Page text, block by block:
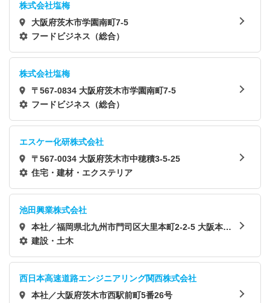
株式会社塩梅
大阪府茨木市学園南町7-5
フードビジネス（総合）
株式会社塩梅
〒567-0834 大阪府茨木市学園南町7-5
フードビジネス（総合）
エスケー化研株式会社
〒567-0034 大阪府茨木市中穂積3-5-25
住宅・建材・エクステリア
池田興業株式会社
本社／福岡県北九州市門司区大里本町2-2-5 大阪本社
／大阪府茨木市西河原2-21-12
建設・土木
西日本高速道路エンジニアリング関西株式会社
本社／大阪府茨木市西駅前町5番26号